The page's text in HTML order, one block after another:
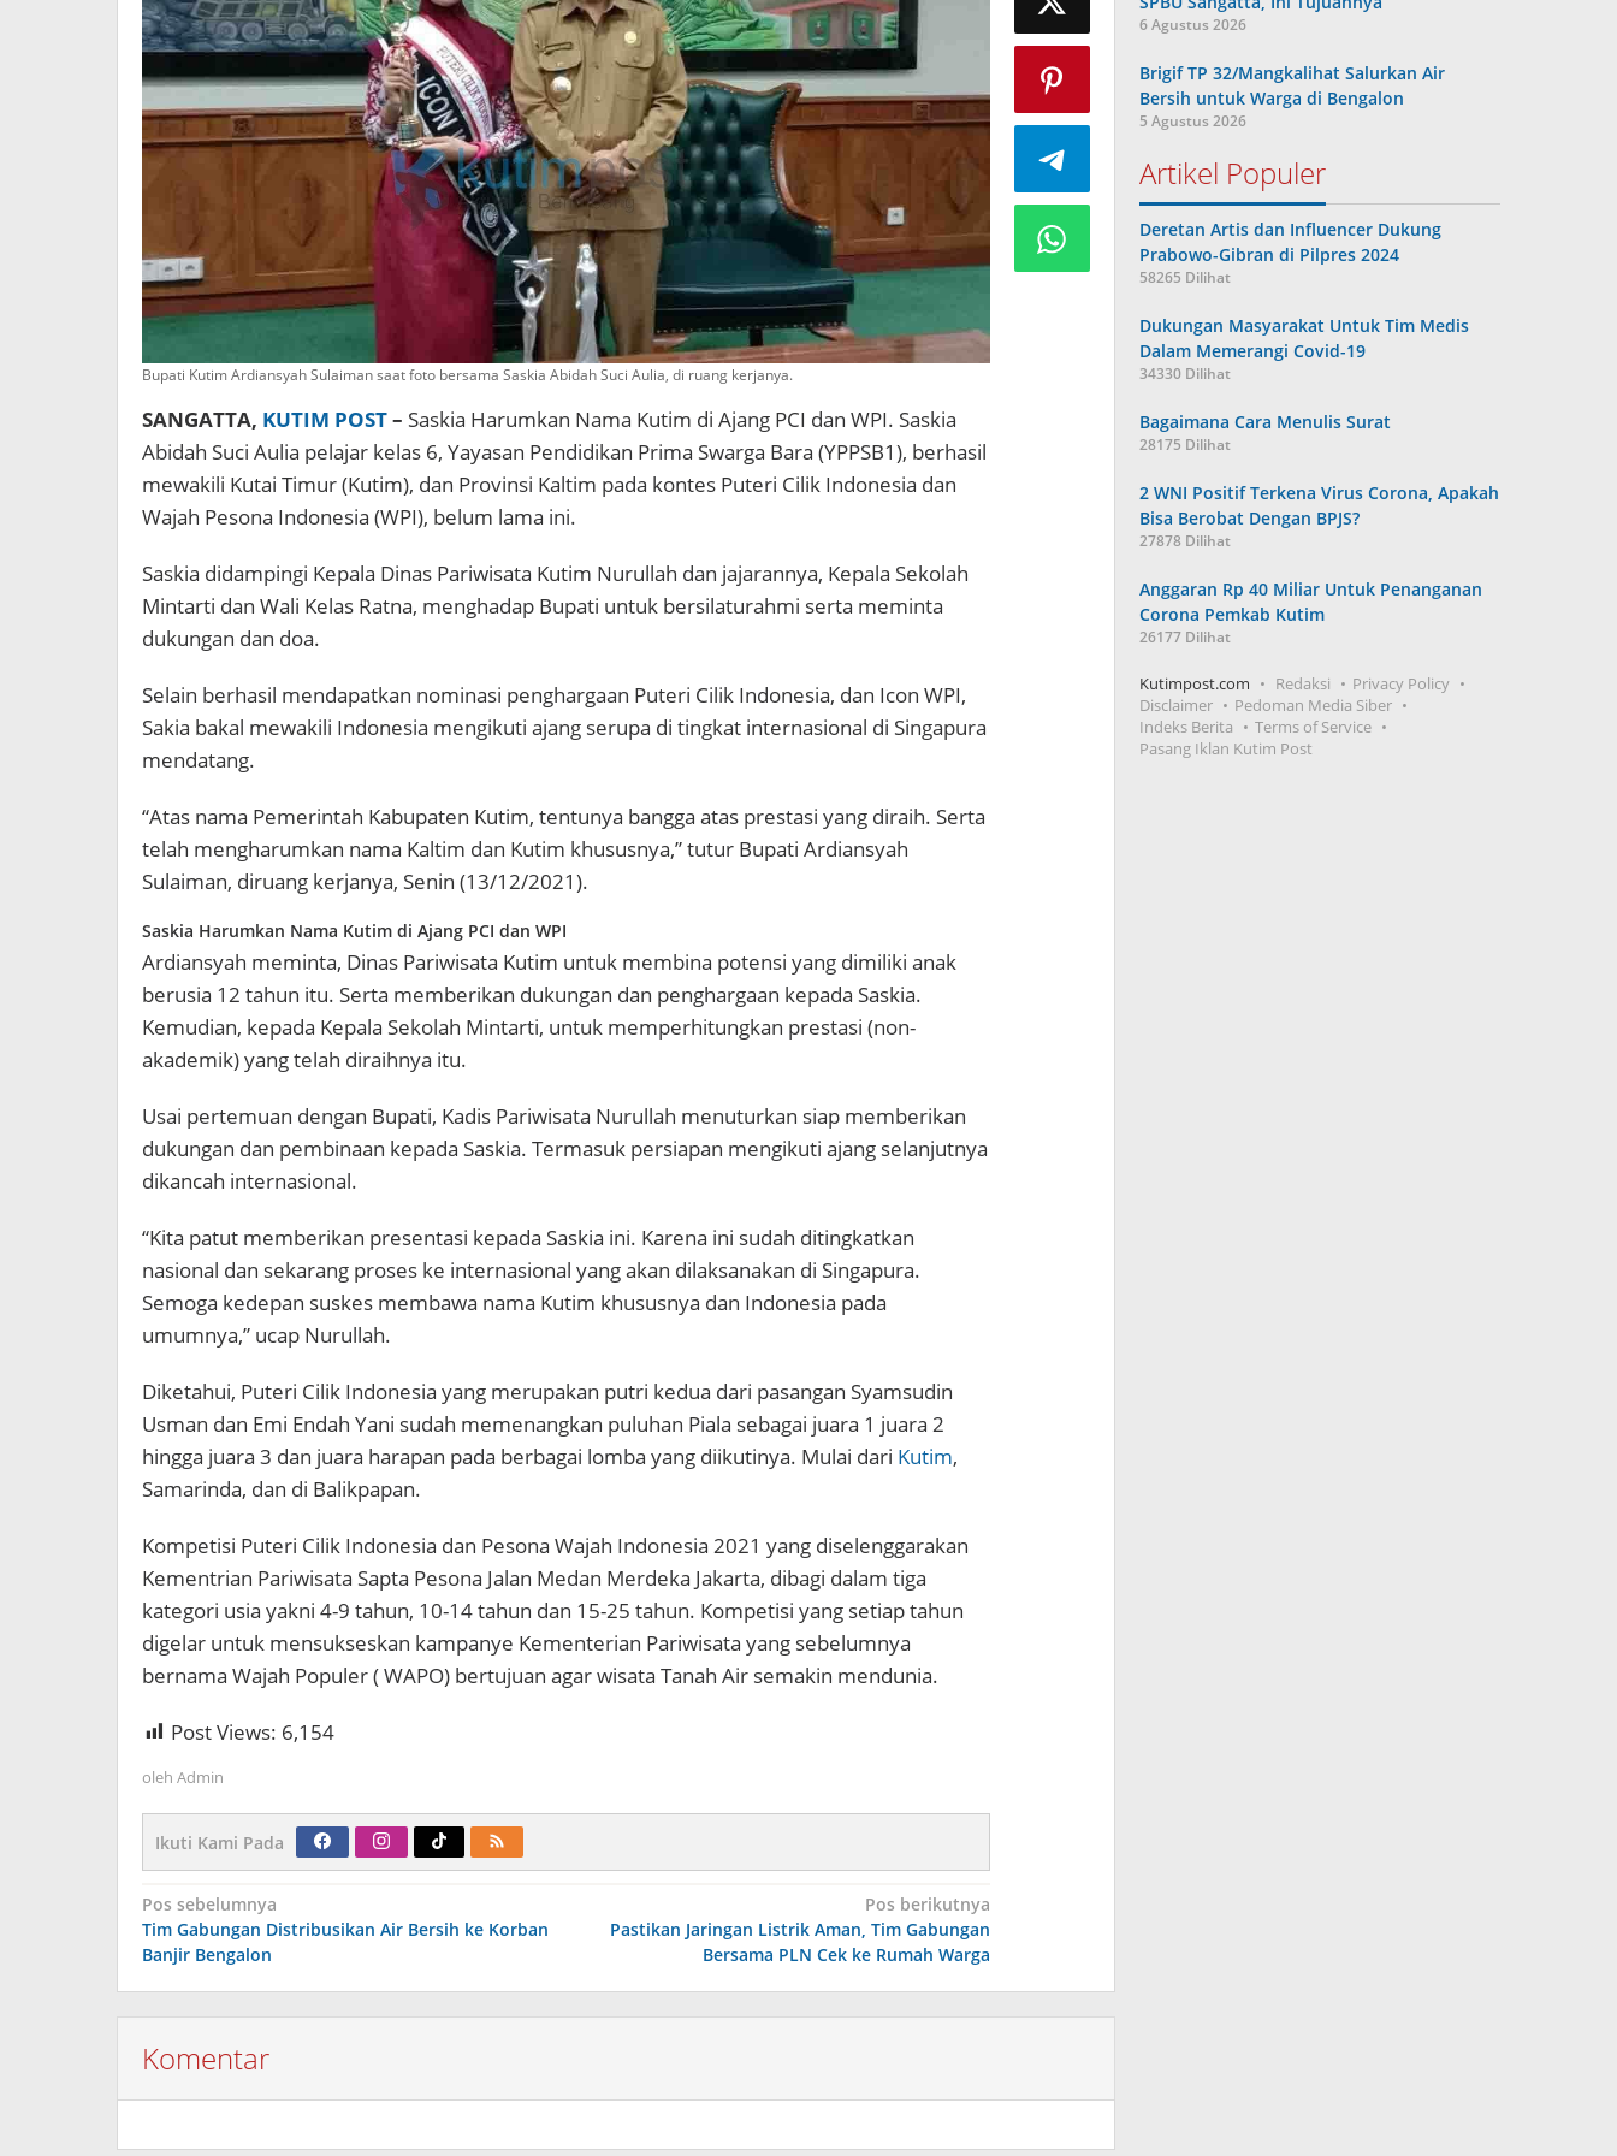
Bupati Kutim Ardiansyah Sulaiman saat foto bersama Saskia Abidah Suci Aulia, di ruang kerjanya.
SANGATTA, KUTIM POST– Saskia Harumkan Nama Kutim di Ajang PCI dan WPI. Saskia
Abidah Suci Aulia pelajar kelas 6, Yayasan Pendidikan Prima Swarga Bara (YPPSB1), berhasil
mewakili Kutai Timur (Kutim), dan Provinsi Kaltim pada kontes Puteri Cilik Indonesia dan
Wajah Pesona Indonesia (WPI), belum lama ini.
Saskia didampingi Kepala Dinas Pariwisata Kutim Nurullah dan jajarannya, Kepala Sekolah
Mintarti dan Wali Kelas Ratna, menghadap Bupati untuk bersilaturahmi serta meminta
dukungan dan doa.
Selain berhasil mendapatkan nominasi penghargaan Puteri Cilik Indonesia, dan Icon WPI,
Sakia bakal mewakili Indonesia mengikuti ajang serupa di tingkat internasional di Singapura
mendatang.
“Atas nama Pemerintah Kabupaten Kutim, tentunya bangga atas prestasi yang diraih. Serta
telah mengharumkan nama Kaltim dan Kutim khususnya,” tutur Bupati Ardiansyah
Sulaiman, diruang kerjanya, Senin (13/12/2021).
Saskia Harumkan Nama Kutim di Ajang PCI dan WPI
Ardiansyah meminta, Dinas Pariwisata Kutim untuk membina potensi yang dimiliki anak
berusia 12 tahun itu. Serta memberikan dukungan dan penghargaan kepada Saskia.
Kemudian, kepada Kepala Sekolah Mintarti, untuk memperhitungkan prestasi (non-
akademik) yang telah diraihnya itu.
Usai pertemuan dengan Bupati, Kadis Pariwisata Nurullah menuturkan siap memberikan
dukungan dan pembinaan kepada Saskia. Termasuk persiapan mengikuti ajang selanjutnya
dikancah internasional.
“Kita patut memberikan presentasi kepada Saskia ini. Karena ini sudah ditingkatkan
nasional dan sekarang proses ke internasional yang akan dilaksanakan di Singapura.
Semoga kedepan suskes membawa nama Kutim khususnya dan Indonesia pada
umumnya,” ucap Nurullah.
Diketahui, Puteri Cilik Indonesia yang merupakan putri kedua dari pasangan Syamsudin
Usman dan Emi Endah Yani sudah memenangkan puluhan Piala sebagai juara 1 juara 2
hingga juara 3 dan juara harapan pada berbagai lomba yang diikutinya. Mulai dari Kutim,
Samarinda, dan di Balikpapan.
Kompetisi Puteri Cilik Indonesia dan Pesona Wajah Indonesia 2021 yang diselenggarakan
Kementrian Pariwisata Sapta Pesona Jalan Medan Merdeka Jakarta, dibagi dalam tiga
kategori usia yakni 4-9 tahun, 10-14 tahun dan 15-25 tahun. Kompetisi yang setiap tahun
digelar untuk mensukseskan kampanye Kementerian Pariwisata yang sebelumnya
bernama Wajah Populer ( WAPO) bertujuan agar wisata Tanah Air semakin mendunia.
Post Views: 6,154
oleh Admin
Ikuti Kami Pada
Navigasi
pos
Pos sebelumnya
Tim Gabungan Distribusikan Air Bersih ke Korban
Banjir Bengalon
Pos berikutnya
Pastikan Jaringan Listrik Aman, Tim Gabungan
Bersama PLN Cek ke Rumah Warga
Komentar
6 Agustus 2026
Brigif TP 32/Mangkalihat Salurkan Air
Bersih untuk Warga di Bengalon
5 Agustus 2026
Artikel Populer
Deretan Artis dan Influencer Dukung
Prabowo-Gibran di Pilpres 2024
58265 Dilihat
Dukungan Masyarakat Untuk Tim Medis
Dalam Memerangi Covid-19
34330 Dilihat
Bagaimana Cara Menulis Surat
28175 Dilihat
2 WNI Positif Terkena Virus Corona, Apakah
Bisa Berobat Dengan BPJS?
27878 Dilihat
Anggaran Rp 40 Miliar Untuk Penanganan
Corona Pemkab Kutim
26177 Dilihat
Kutimpost.com Redaksi
Privacy Policy
Disclaimer
Pedoman Media Siber
Indeks Berita
Terms of Service
Pasang Iklan Kutim Post